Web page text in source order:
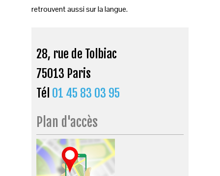
retrouvent aussi sur la langue.
28, rue de Tolbiac
75013 Paris
Tél 01 45 83 03 95
Plan d'accès